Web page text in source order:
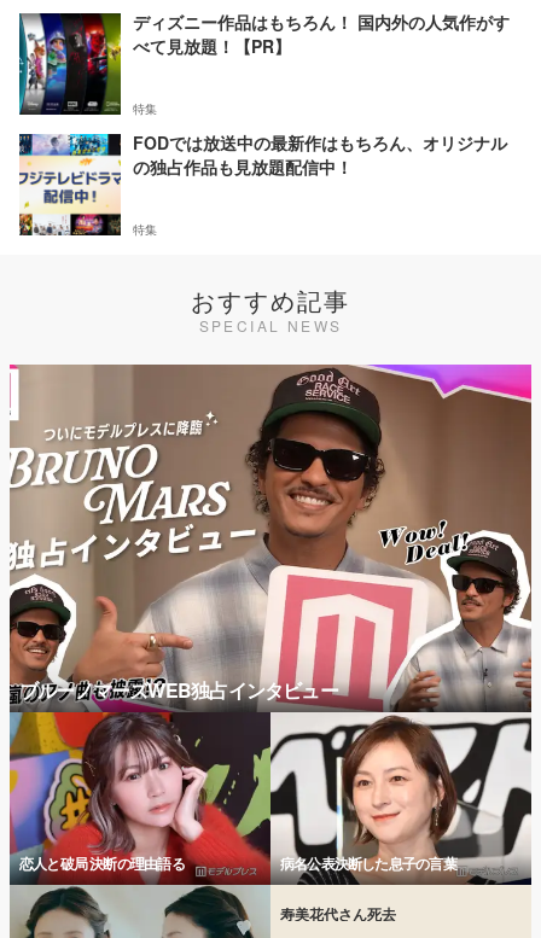
ディズニー作品はもちろん！ 国内外の人気作がす
べて見放題！【PR】
特集
FODでは放送中の最新作はもちろん、オリジナル
の独占作品も見放題配信中！
特集
おすすめ記事
SPECIAL NEWS
ブルーノマーズWEB独占インタビュー
恋人と破局 決断の理由語る 病名公表決断した息子の言葉
寿美花代さん死去